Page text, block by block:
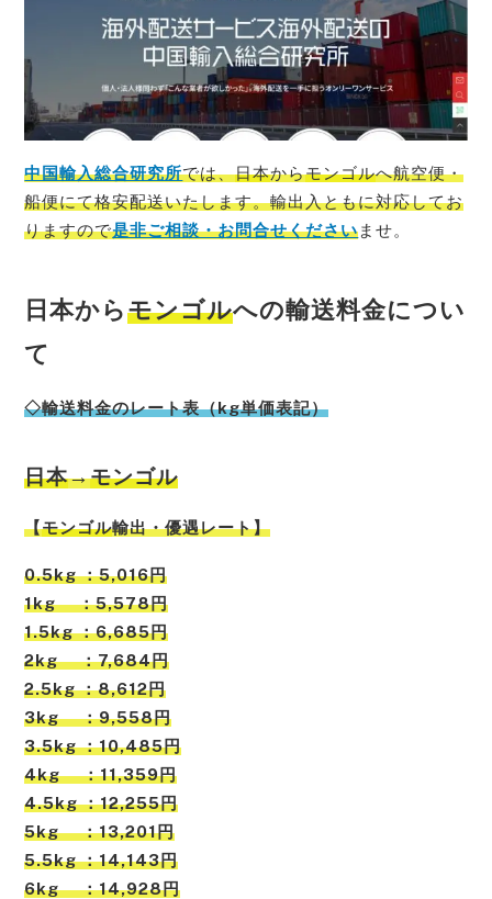
中国輸入総合研究所では、日本からモンゴルへ航空便・
船便にて格安配送いたします。輸出入ともに対応してお
りますので是非ご相談・お問合せくださいませ。
日本からモンゴルへの輸送料金につい
て
◇輸送料金のレート表（kg単価表記）
日本→モンゴル
【モンゴル輸出・優遇レート】
0.5kg ：5,016円
1kg ：5,578円
1.5kg ：6,685円
2kg ：7,684円
2.5kg ：8,612円
3kg ：9,558円
3.5kg ：10,485円
4kg ：11,359円
4.5kg ：12,255円
5kg ：13,201円
5.5kg ：14,143円
6kg ：14,928円